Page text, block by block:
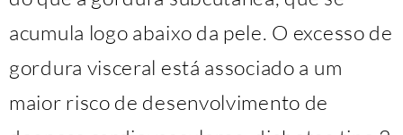
acumula logo abaixo da pele. O excesso de
gordura visceral está associado a um
maior risco de desenvolvimento de